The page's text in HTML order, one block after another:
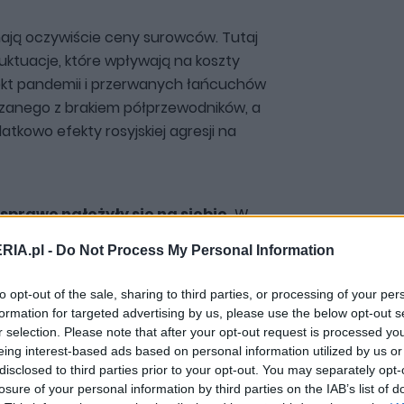
- Do Not Process My Personal Information
opt-out of the sale, sharing to third parties, or processing of your
for targeted advertising by us, please use the below opt-out
selection. Please note that after your opt-out request is processed
interest-based ads based on personal information utilized by us
to third parties prior to your opt-out. You may separately
of your personal information by third parties on the IAB’s list of
oczywiście ceny surowców. Tutaj
które wpływają na koszty
pandemii i przerwanych łańcuchów
z brakiem półprzewodników, a
efekty rosyjskiej agresji na
nałożyły się na siebie.W
i materiałów zaczęły szaleć, a
samochodów.
na same łańcuchy logistyczne, które
finalnej kwoty. Mamy tutaj koszty
komponentów z konkretnych
planowania tras omijających wybrane